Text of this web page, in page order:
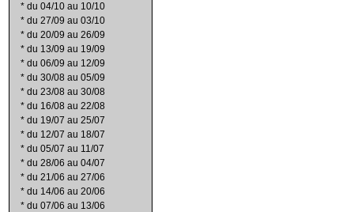
* du 04/10 au 10/10
* du 27/09 au 03/10
* du 20/09 au 26/09
* du 13/09 au 19/09
* du 06/09 au 12/09
* du 30/08 au 05/09
* du 23/08 au 30/08
* du 16/08 au 22/08
* du 19/07 au 25/07
* du 12/07 au 18/07
* du 05/07 au 11/07
* du 28/06 au 04/07
* du 21/06 au 27/06
* du 14/06 au 20/06
* du 07/06 au 13/06